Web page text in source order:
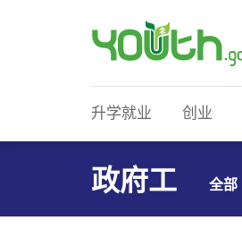
升学就业 创业
政府工 全部